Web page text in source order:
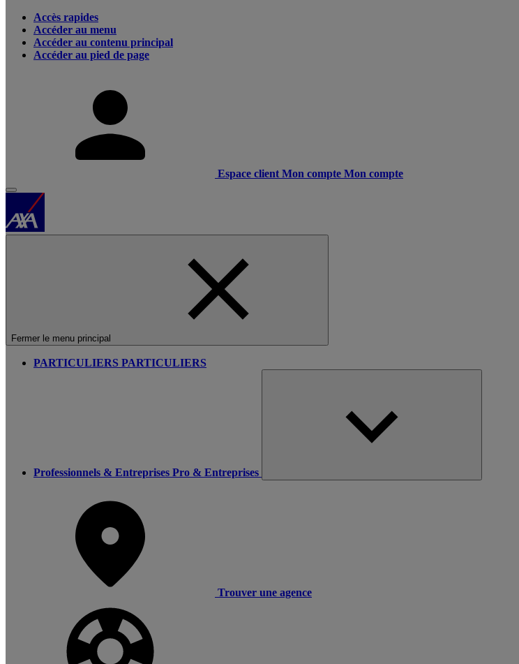
Accès rapides
Accéder au menu
Accéder au contenu principal
Accéder au pied de page
Espace client Mon compte Mon compte
Fermer le menu principal
PARTICULIERS PARTICULIERS
Professionnels & Entreprises Pro & Entreprises
Trouver une agence